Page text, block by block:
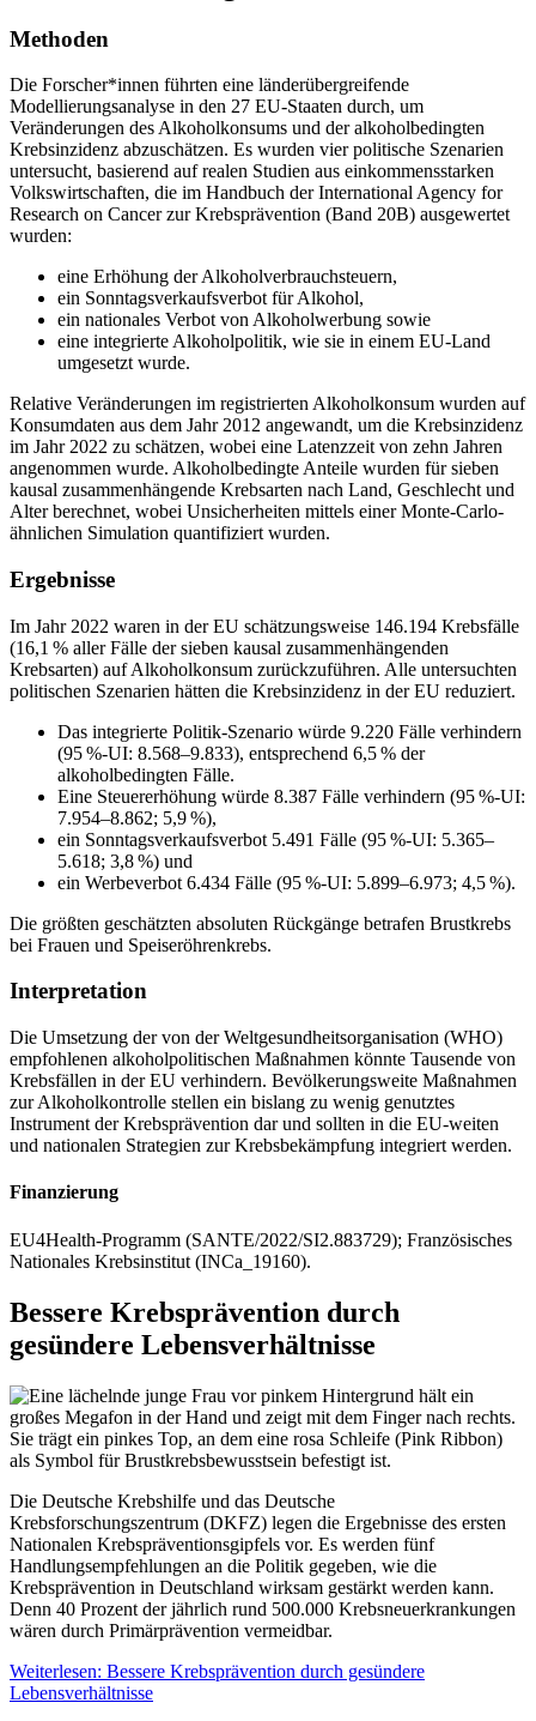
Methoden
Die Forscher*innen führten eine länderübergreifende
Modellierungsanalyse in den 27 EU-Staaten durch, um
Veränderungen des Alkoholkonsums und der alkoholbedingten
Krebsinzidenz abzuschätzen. Es wurden vier politische Szenarien
untersucht, basierend auf realen Studien aus einkommensstarken
Volkswirtschaften, die im Handbuch der International Agency for
Research on Cancer zur Krebsprävention (Band 20B) ausgewertet
wurden:
eine Erhöhung der Alkoholverbrauchsteuern,
ein Sonntagsverkaufsverbot für Alkohol,
ein nationales Verbot von Alkoholwerbung sowie
eine integrierte Alkoholpolitik, wie sie in einem EU-Land
umgesetzt wurde.
Relative Veränderungen im registrierten Alkoholkonsum wurden auf
Konsumdaten aus dem Jahr 2012 angewandt, um die Krebsinzidenz
im Jahr 2022 zu schätzen, wobei eine Latenzzeit von zehn Jahren
angenommen wurde. Alkoholbedingte Anteile wurden für sieben
kausal zusammenhängende Krebsarten nach Land, Geschlecht und
Alter berechnet, wobei Unsicherheiten mittels einer Monte-Carlo-
ähnlichen Simulation quantifiziert wurden.
Ergebnisse
Im Jahr 2022 waren in der EU schätzungsweise 146.194 Krebsfälle
(16,1 % aller Fälle der sieben kausal zusammenhängenden
Krebsarten) auf Alkoholkonsum zurückzuführen. Alle untersuchten
politischen Szenarien hätten die Krebsinzidenz in der EU reduziert.
Das integrierte Politik-Szenario würde 9.220 Fälle verhindern
(95 %-UI: 8.568–9.833), entsprechend 6,5 % der
alkoholbedingten Fälle.
Eine Steuererhöhung würde 8.387 Fälle verhindern (95 %-UI:
7.954–8.862; 5,9 %),
ein Sonntagsverkaufsverbot 5.491 Fälle (95 %-UI: 5.365–
5.618; 3,8 %) und
ein Werbeverbot 6.434 Fälle (95 %-UI: 5.899–6.973; 4,5 %).
Die größten geschätzten absoluten Rückgänge betrafen Brustkrebs
bei Frauen und Speiseröhrenkrebs.
Interpretation
Die Umsetzung der von der Weltgesundheitsorganisation (WHO)
empfohlenen alkoholpolitischen Maßnahmen könnte Tausende von
Krebsfällen in der EU verhindern. Bevölkerungsweite Maßnahmen
zur Alkoholkontrolle stellen ein bislang zu wenig genutztes
Instrument der Krebsprävention dar und sollten in die EU-weiten
und nationalen Strategien zur Krebsbekämpfung integriert werden.
Finanzierung
EU4Health-Programm (SANTE/2022/SI2.883729); Französisches
Nationales Krebsinstitut (INCa_19160).
Bessere Krebsprävention durch
gesündere Lebensverhältnisse
Die Deutsche Krebshilfe und das Deutsche
Krebsforschungszentrum (DKFZ) legen die Ergebnisse des ersten
Nationalen Krebspräventionsgipfels vor. Es werden fünf
Handlungsempfehlungen an die Politik gegeben, wie die
Krebsprävention in Deutschland wirksam gestärkt werden kann.
Denn 40 Prozent der jährlich rund 500.000 Krebsneuerkrankungen
wären durch Primärprävention vermeidbar.
Weiterlesen: Bessere Krebsprävention durch gesündere
Lebensverhältnisse